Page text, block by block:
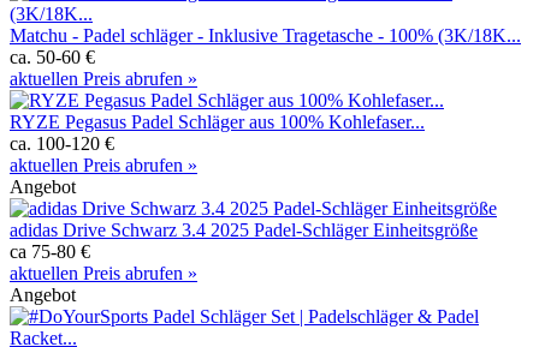
Matchu - Padel schläger - Inklusive Tragetasche - 100% (3K/18K...
ca. 50-60 €
aktuellen Preis abrufen »
RYZE Pegasus Padel Schläger aus 100% Kohlefaser...
ca. 100-120 €
aktuellen Preis abrufen »
Angebot
adidas Drive Schwarz 3.4 2025 Padel-Schläger Einheitsgröße
ca 75-80 €
aktuellen Preis abrufen »
Angebot